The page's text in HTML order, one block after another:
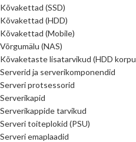
Kõvakettad (SSD)
Kõvakettad (HDD)
Kõvakettad (Mobile)
Võrgumälu (NAS)
Kõvaketaste lisatarvikud (HDD
Serverid ja serverikomponendid
Serveri protsessorid
Serverikapid
Serverikappide tarvikud
Serveri toiteplokid (PSU)
Serveri emaplaadid